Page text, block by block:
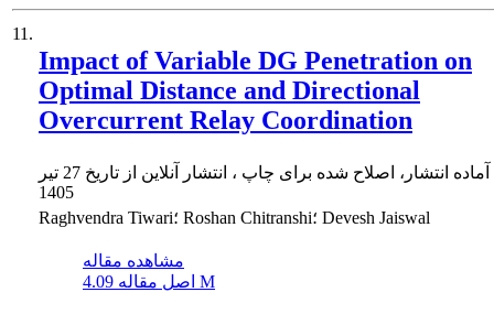
11.
Impact of Variable DG Penetration on
Optimal Distance and Directional
Overcurrent Relay Coordination
انتشار، اصلاح شده برای چاپ ، انتشار آنلاین از تاریخ
27 تیر
1405
Raghvendra Tiwari؛ Roshan Chitranshi؛ Devesh Jaiswal
مشاهده مقاله
اصل مقاله 4.09 M